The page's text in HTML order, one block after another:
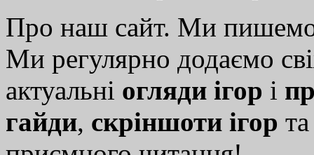
Про наш сайт. Ми
Ми регулярно додаємо
актуальні огляди ігор і
гайди, скріншоти ігор